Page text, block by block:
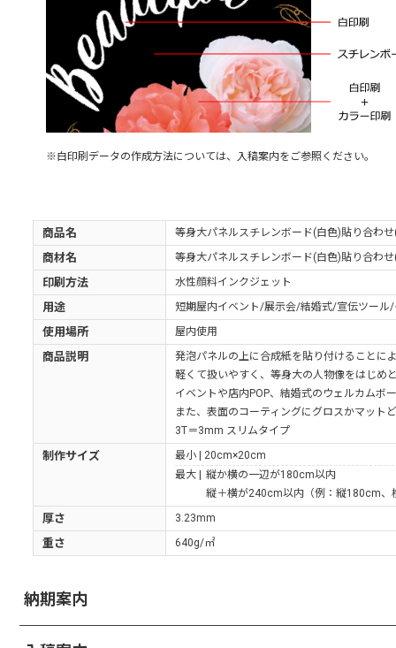
※白印刷データの作成方法については、入稿案内をご参照ください。
商品名 等身大パネルスチレンボード(白色)貼り合わ
商材名 等身大パネルスチレンボード(白色)貼り合わ
印刷方法 水性顔料インクジェット
用途 短期屋内イベント/展示会/結婚式/宣伝ツール
使用場所 屋内使用
商品説明
発泡パネルの上に合成紙を貼り付けることに
軽くて扱いやすく、等身大の人物像をはじめ
イベントや店内POP、結婚式のウェルカムボ
また、表面のコーティングにグロスかマット
3T＝3mm スリムタイプ
制作サイズ 最小 | 20cm×20cm
最大 | 縦か横の一辺が180cm以内
縦＋横が240cm以内（例：縦180cm、
厚さ 3.23mm
重さ 640g/㎡
納期案内
受付完了